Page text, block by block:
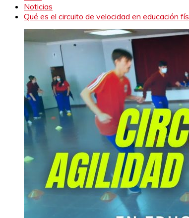
Noticias
Qué es el circuito de velocidad en educación